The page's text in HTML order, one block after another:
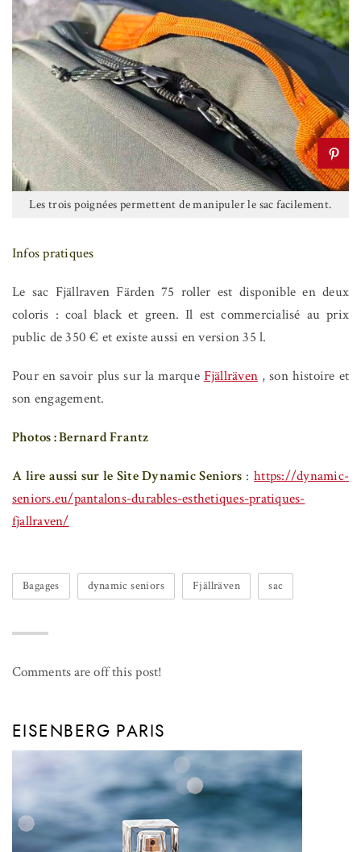
Les trois poignées permettent de manipuler le sac facilement.
Infos pratiques
Le sac Fjällraven Färden 75 roller est disponible en deux
coloris : coal black et green. Il est commercialisé au prix
public de 350 € et existe aussi en version 35 l.
Pour en savoir plus sur la marque Fjällräven , son histoire et
son engagement.
Photos : Bernard Frantz
A lire aussi sur le Site Dynamic Seniors :https://dynamic-
seniors.eu/pantalons-durables-esthetiques-pratiques-
fjallraven/
Bagages dynamic seniors Fjällräven sac
Comments are off this post!
EISENBERG PARIS